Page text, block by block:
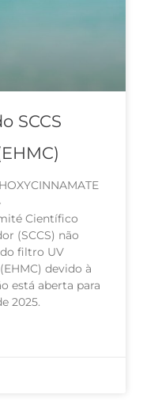
SCCS
Científico
(SCCS) não
filtro UV
devido à
está aberta para
2025.